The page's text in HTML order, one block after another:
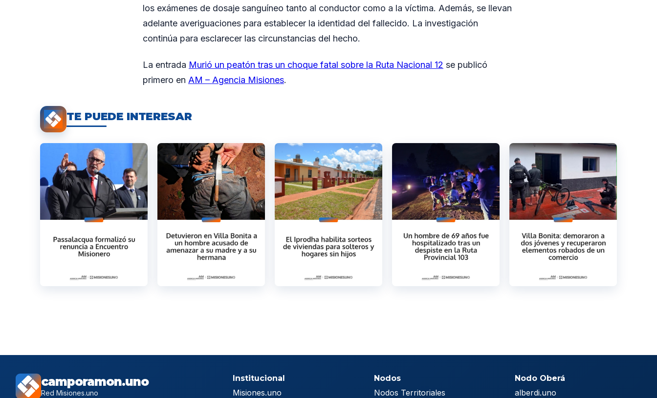
los exámenes de dosaje sanguíneo tanto al conductor como a la víctima. Además, se llevan
adelante averiguaciones para establecer la identidad del fallecido. La investigación
continúa para esclarecer las circunstancias del hecho.
La entrada Murió un peatón tras un choque fatal sobre la Ruta Nacional 12 se publicó
primero en AM – Agencia Misiones.
TE PUEDE INTERESAR
camporamon.uno
Red Misiones.uno
Institucional
Misiones.uno
Nodos
Nodos Territoriales
Nodo Oberá
alberdi.uno